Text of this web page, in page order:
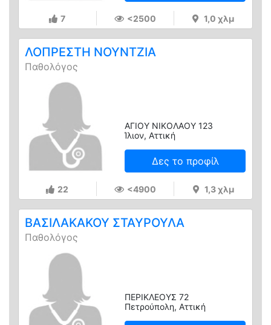
7 <2500 1,0 χλμ
ΛΟΠΡΕΣΤΗ ΝΟΥΝΤΖΙΑ
Παθολόγος
ΑΓΙΟΥ ΝΙΚΟΛΑΟΥ 123
Ίλιον, Αττική
Δες το προφίλ
22 <4900 1,3 χλμ
ΒΑΣΙΛΑΚΑΚΟΥ ΣΤΑΥΡΟΥΛΑ
Παθολόγος
ΠΕΡΙΚΛΕΟΥΣ 72
Πετρούπολη, Αττική